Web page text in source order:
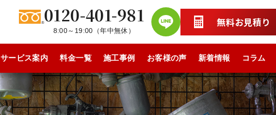
0120-401-981
8:00～19:00 （年中無休）
無料お見積り
サービス案内 料金一覧 施工事例 お客様の声 新着情報 コラム